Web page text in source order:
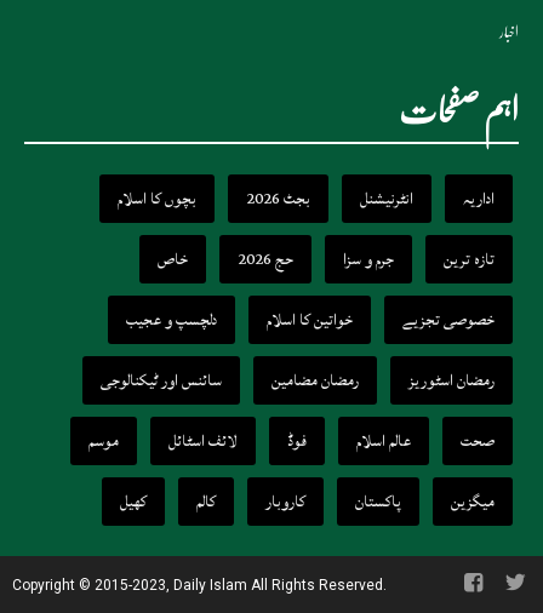
اخبار
اہم صفحات
اداریہ انٹرنیشنل بجٹ 2026
بچوں کا اسلام
تازہ ترین
جرم و سزا حج 2026
خاص
خصوصی تجزیے
خواتین کا اسلام
دلچسپ و عجیب
رمضان اسٹوریز
رمضان مضامین
سائنس اور ٹیکنالوجی
صحت
عالم اسلام فوڈ لائف اسٹائل
موسم
میگزین
پاکستان کاروبار کالم کھیل
Copyright © 2015-2023, Daily Islam All Rights Reserved.